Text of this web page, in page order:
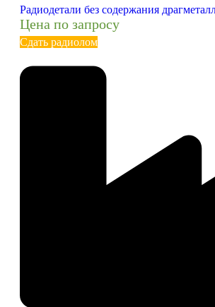
Радиодетали без содержания
Цена по запросу
Сдать радиолом